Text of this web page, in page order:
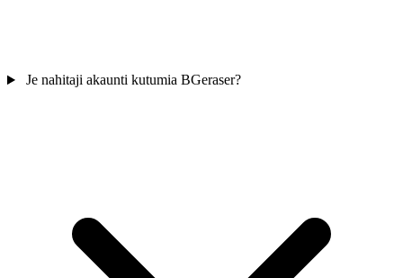
Je nahitaji akaunti kutumia BGeraser?